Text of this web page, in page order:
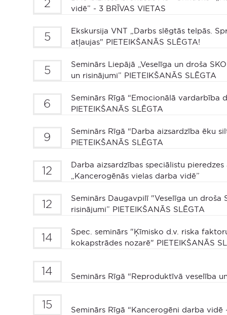
2
vidē” - 3 BRĪVAS VIETAS
5
Ekskursija VNT „Darbs slēgtās telpās.
atļaujas" PIETEIKŠANĀS SLĒGTA!
5
Seminārs Liepājā „Veselīga un droša
un risinājumi” PIETEIKŠANĀS SLĒGTA
6
Seminārs Rīgā “Emocionālā vardarbība
PIETEIKŠANĀS SLĒGTA
9
Seminārs Rīgā “Darba aizsardzība ēku
PIETEIKŠANĀS SLĒGTA
12
Darba aizsardzības speciālistu
„Kancerogēnās vielas darba vidē”
12
Seminārs Daugavpilī "Veselīga un droša
risinājumi” PIETEIKŠANĀS SLĒGTA
14
Spec. seminārs "Ķīmisko d.v. riska
kokapstrādes nozarē" PIETEIKŠANĀS
14 Seminārs Rīgā “Reproduktīvā veselība
15 Seminārs Rīgā “Kancerogēni darba vidē